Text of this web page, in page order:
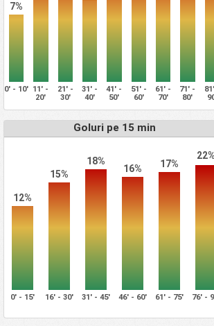
7%
0' - 10' 11' -
20'
21' -
30'
31' -
40'
41' -
50'
51' -
60'
61' -
70'
71' -
80'
Goluri pe 15 min
12%
15%
18%
16% 17%
22%
0' - 15' 16' - 30' 31' - 45' 46' - 60' 61' - 75' 76' -